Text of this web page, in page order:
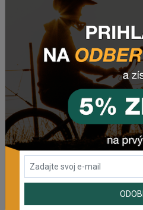
Zimušné Rukavice
1 104,44 Kč
Sedlo CHROMAG
2 223,62 Kč
Rebuild kit pedálov
1 006,16 Kč